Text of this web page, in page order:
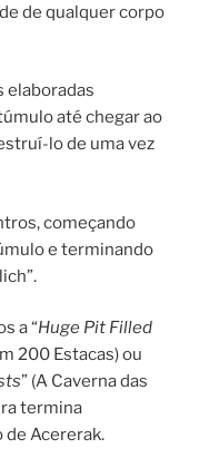
de qualquer corpo
elaboradas
até chegar ao
lo de uma vez
começando
e terminando
a “Huge Pit Filled
200 Estacas) ou
” (A Caverna das
termina
Acererak.